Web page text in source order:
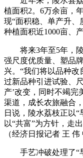
植面积2。6万余亩，
现“面积稳、单产升、
种植面积近1000亩、
将来3年至5年，陵
强尺度优质量、塑品
兴。“我们将以品种
过新品种引进试验、
产’改变，同时不竭
渠道，成长农旅融合
日说，陵水荔枝正以“
以“共富”为方针，走
（经济日报记者 王
手艺冲破处理了“早